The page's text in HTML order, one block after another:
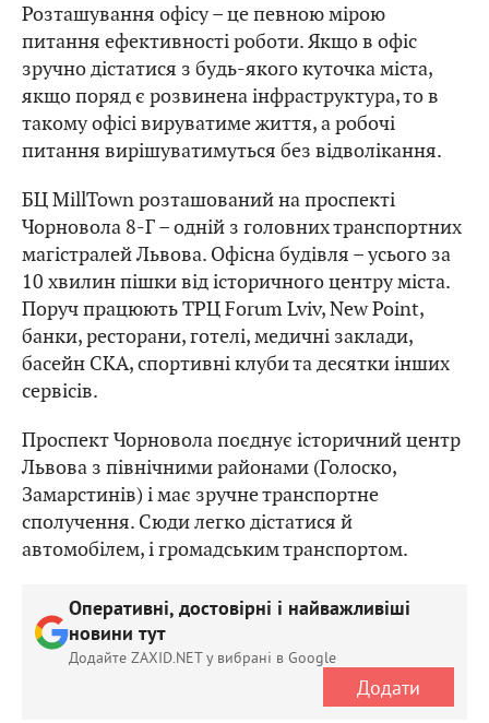
Розташування офісу – це певною мірою
питання ефективності роботи. Якщо в офіс
зручно дістатися з будь-якого куточка міста,
якщо поряд є розвинена інфраструктура, то в
такому офісі вируватиме життя, а робочі
питання вирішуватимуться без відволікання.
БЦ MillTown розташований на проспекті
Чорновола 8-Г – одній з головних транспортних
магістралей Львова. Офісна будівля – усього за
10 хвилин пішки від історичного центру міста.
Поруч працюють ТРЦ Forum Lviv, New Point,
банки, ресторани, готелі, медичні заклади,
басейн СКА, спортивні клуби та десятки інших
сервісів.
Проспект Чорновола поєднує історичний центр
Львова з північними районами (Голоско,
Замарстинів) і має зручне транспортне
сполучення. Сюди легко дістатися й
автомобілем, і громадським транспортом.
Оперативні, достовірні і найважливіші
новини тут
Додайте ZAXID.NET у вибрані в Google
Додати